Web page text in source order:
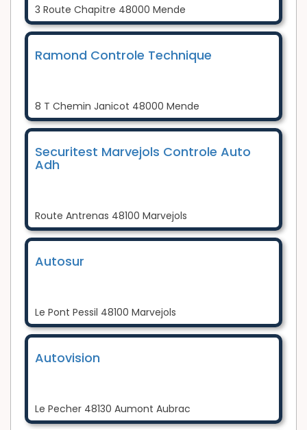
3 Route Chapitre 48000 Mende
Ramond Controle Technique
8 T Chemin Janicot 48000 Mende
Securitest Marvejols Controle Auto
Adh
Route Antrenas 48100 Marvejols
Autosur
Le Pont Pessil 48100 Marvejols
Autovision
Le Pecher 48130 Aumont Aubrac